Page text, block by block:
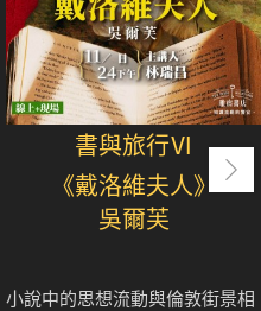
書與旅行Ⅵ
《戴洛維夫人》
吳爾芙
小說中的思想流動與倫敦街景相